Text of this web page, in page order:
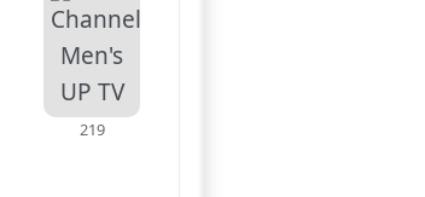
219